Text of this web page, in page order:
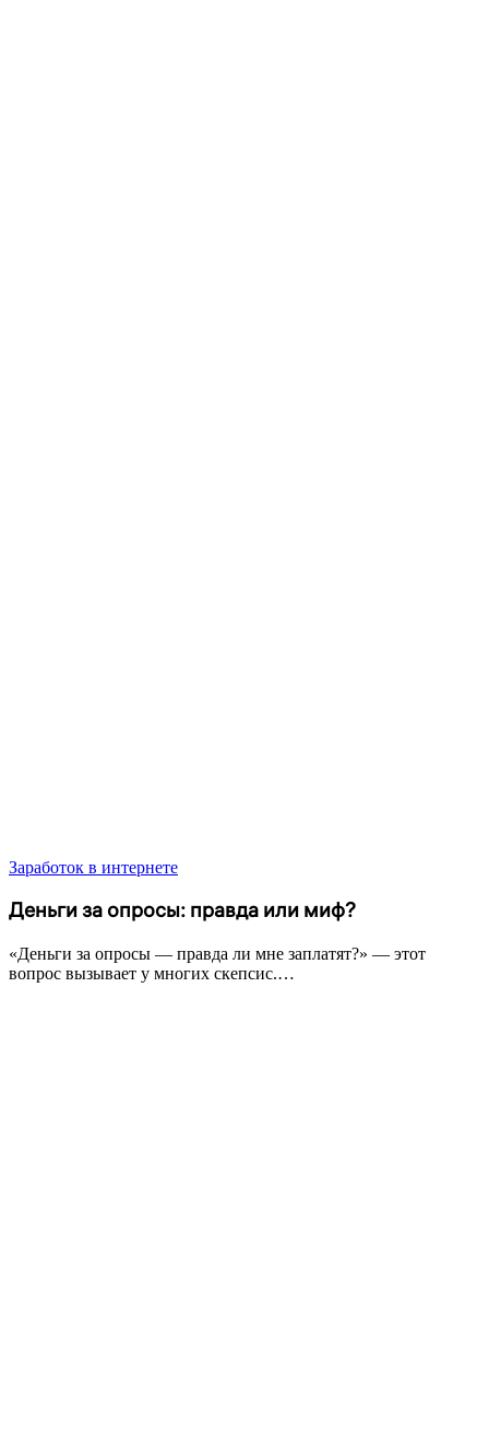
Заработок в интернете
Деньги за опросы: правда или миф?
«Деньги за опросы — правда ли мне заплатят?» — этот
вопрос вызывает у многих скепсис.…